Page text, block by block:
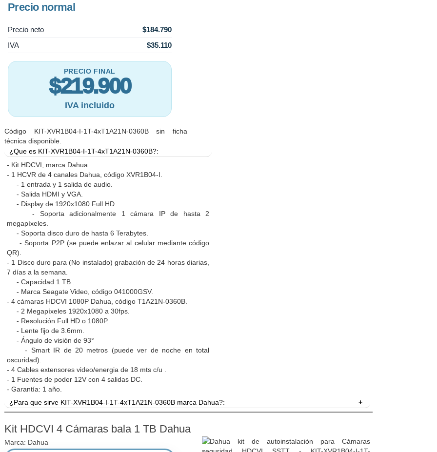
Precio normal
Precio neto
$184.790
IVA
$35.110
PRECIO FINAL
$219.900
IVA incluido
Código KIT-XVR1B04-I-1T-4xT1A21N-0360B sin ficha
técnica disponible.
¿Que es KIT-XVR1B04-I-1T-4xT1A21N-0360B?:
- Kit HDCVI, marca Dahua.
- 1 HCVR de 4 canales Dahua, código XVR1B04-I.
- 1 entrada y 1 salida de audio.
- Salida HDMI y VGA.
- Display de 1920x1080 Full HD.
- Soporta adicionalmente 1 cámara IP de hasta 2
megapíxeles.
- Soporta disco duro de hasta 6 Terabytes.
- Soporta P2P (se puede enlazar al celular mediante código
QR).
- 1 Disco duro para (No instalado) grabación de 24 horas diarias,
7 días a la semana.
- Capacidad 1 TB .
- Marca Seagate Video, código 041000GSV.
- 4 cámaras HDCVI 1080P Dahua, código T1A21N-0360B.
- 2 Megapíxeles 1920x1080 a 30fps.
- Resolución Full HD o 1080P.
- Lente fijo de 3.6mm.
- Ángulo de visión de 93°
- Smart IR de 20 metros (puede ver de noche en total
oscuridad).
- 4 Cables extensores video/energia de 18 mts c/u .
- 1 Fuentes de poder 12V con 4 salidas DC.
- Garantía: 1 año.
¿Para que sirve KIT-XVR1B04-I-1T-4xT1A21N-0360B marca Dahua?:
interior o exterior. El grabador posee inteligencia artificial, discriminando entre humanos y vehículos para la
Kit HDCVI 4 Cámaras bala 1 TB Dahua
Marca: Dahua